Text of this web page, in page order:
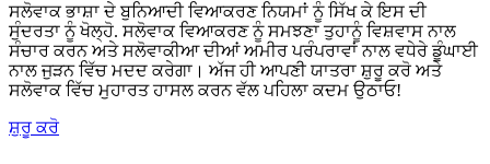
ਸਲੋਵਾਕ ਭਾਸ਼ਾ ਦੇ ਬੁਨਿਆਦੀ ਵਿਆਕਰਣ ਨਿਯਮਾਂ ਨੂੰ ਸਿੱਖ ਕੇ ਇਸ ਦੀ
ਸੁੰਦਰਤਾ ਨੂੰ ਖੋਲ੍ਹੋ. ਸਲੋਵਾਕ ਵਿਆਕਰਣ ਨੂੰ ਸਮਝਣਾ ਤੁਹਾਨੂੰ ਵਿਸ਼ਵਾਸ ਨਾਲ
ਸੰਚਾਰ ਕਰਨ ਅਤੇ ਸਲੋਵਾਕੀਆ ਦੀਆਂ ਅਮੀਰ ਪਰੰਪਰਾਵਾਂ ਨਾਲ ਵਧੇਰੇ ਡੂੰਘਾਈ
ਨਾਲ ਜੁੜਨ ਵਿੱਚ ਮਦਦ ਕਰੇਗਾ। ਅੱਜ ਹੀ ਆਪਣੀ ਯਾਤਰਾ ਸ਼ੁਰੂ ਕਰੋ ਅਤੇ
ਸਲੋਵਾਕ ਵਿੱਚ ਮੁਹਾਰਤ ਹਾਸਲ ਕਰਨ ਵੱਲ ਪਹਿਲਾ ਕਦਮ ਉਠਾਓ!
ਸ਼ੁਰੂ ਕਰੋ